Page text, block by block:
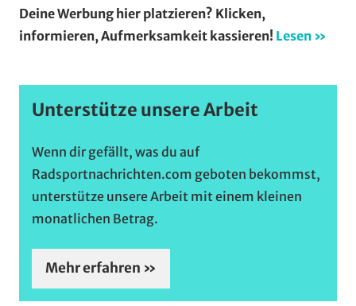
Deine Werbung hier platzieren? Klicken,
informieren, Aufmerksamkeit kassieren! Lesen »
Unterstütze unsere Arbeit
Wenn dir gefällt, was du auf
Radsportnachrichten.com geboten bekommst,
unterstütze unsere Arbeit mit einem kleinen
monatlichen Betrag.
Mehr erfahren »